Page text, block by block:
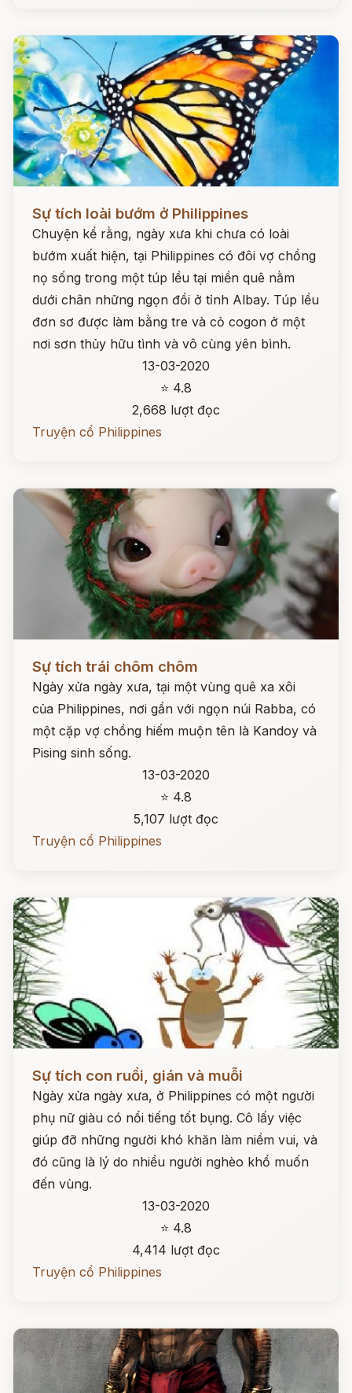
Sự tích loài bướm ở Philippines
Chuyện kể rằng, ngày xưa khi chưa có loài
bướm xuất hiện, tại Philippines có đôi vợ chồng
nọ sống trong một túp lều tại miền quê nằm
dưới chân những ngọn đồi ở tỉnh Albay. Túp lều
đơn sơ được làm bằng tre và cỏ cogon ở một
nơi sơn thủy hữu tình và vô cùng yên bình.
13-03-2020
⭐ 4.8
2,668 lượt đọc
Truyện cổ Philippines
Sự tích trái chôm chôm
Ngày xửa ngày xưa, tại một vùng quê xa xôi
của Philippines, nơi gần với ngọn núi Rabba, có
một cặp vợ chồng hiếm muộn tên là Kandoy và
Pising sinh sống.
13-03-2020
⭐ 4.8
5,107 lượt đọc
Truyện cổ Philippines
Sự tích con ruồi, gián và muỗi
Ngày xửa ngày xưa, ở Philippines có một người
phụ nữ giàu có nổi tiếng tốt bụng. Cô lấy việc
giúp đỡ những người khó khăn làm niềm vui, và
đó cũng là lý do nhiều người nghèo khổ muốn
đến vùng.
13-03-2020
⭐ 4.8
4,414 lượt đọc
Truyện cổ Philippines